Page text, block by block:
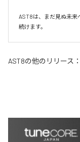
AST8は、まだ見ぬ未来
続けます。
AST8の他のリリース：